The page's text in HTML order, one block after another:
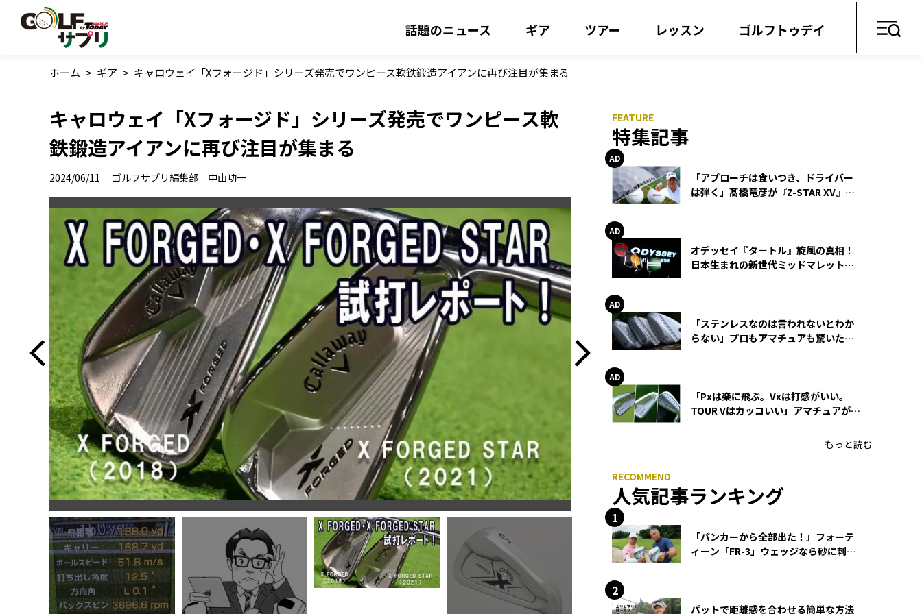
話題のニュース ギア ツアー レッスン ゴルフトゥデイ
ホーム > ギア > キャロウェイ「Xフォージド」シリーズ発売でワンピース軟鉄鍛造アイアンに再び注目が集まる
キャロウェイ「Xフォージド」シリーズ発売でワンピース軟
鉄鍛造アイアンに再び注目が集まる
2024/06/11 ゴルフサプリ編集部 中山功一
特集記事
「アプローチは食いつき、ドライバー
は弾く」髙橋竜彦が『Z-STAR XV』を
オデッセイ『タートル』旋風の真相！
日本生まれの新世代ミッドマレットが
「ステンレスなのは言われないとわか
らない」プロもアマチュアも驚いた
「Pxは楽に飛ぶ。Vxは打感がいい。
TOUR Vはカッコいい」アマチュアが選
もっと読む
人気記事ランキング
「バンカーから全部出た！」フォーテ
ィーン「FR-3」ウェッジなら砂に刺さ
パットで距離感を合わせる簡単な方法